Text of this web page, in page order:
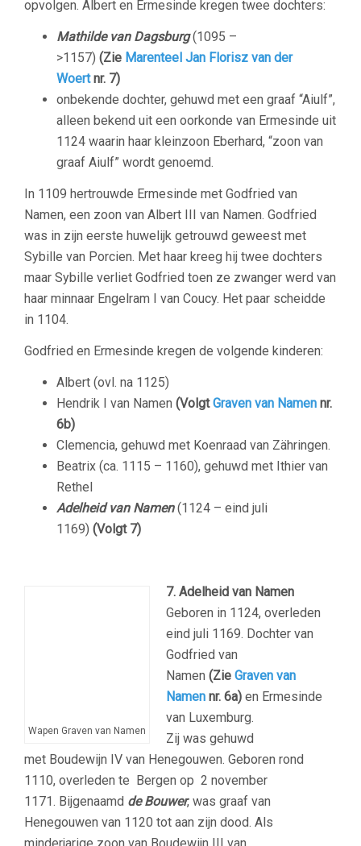
opvolgen. Albert en Ermesinde kregen twee dochters:
Mathilde van Dagsburg (1095 –
>1157) (Zie Marenteel Jan Florisz van der
Woertnr. 7)
onbekende dochter, gehuwd met een graaf “Aiulf”,
alleen bekend uit een oorkonde van Ermesinde uit
1124 waarin haar kleinzoon Eberhard, “zoon van
graaf Aiulf” wordt genoemd.
In 1109 hertrouwde Ermesinde met Godfried van
Namen, een zoon van Albert III van Namen. Godfried
was in zijn eerste huwelijk getrouwd geweest met
Sybille van Porcien. Met haar kreeg hij twee dochters
maar Sybille verliet Godfried toen ze zwanger werd van
haar minnaar Engelram I van Coucy. Het paar scheidde
in 1104.
Godfried en Ermesinde kregen de volgende kinderen:
Albert (ovl. na 1125)
Hendrik I van Namen (VolgtGraven van Namen nr.
6b)
Clemencia, gehuwd met Koenraad van Zähringen.
Beatrix (ca. 1115 – 1160), gehuwd met Ithier van
Rethel
Adelheid van Namen(1124 – eind juli
1169) (Volgt 7)
Wapen Graven van Namen
7. Adelheid van Namen
Geboren in 1124, overleden
eind juli 1169. Dochter van
Godfried van
Namen (Zie Graven van
Namen nr. 6a) en Ermesinde
van Luxemburg.
Zij was gehuwd
met Boudewijn IV van Henegouwen. Geboren rond
1110, overleden te Bergen op 2 november
1171. Bijgenaamd de Bouwer, was graaf van
Henegouwen van 1120 tot aan zijn dood. Als